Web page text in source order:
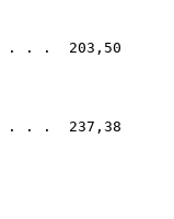
. 203,50
. 237,38